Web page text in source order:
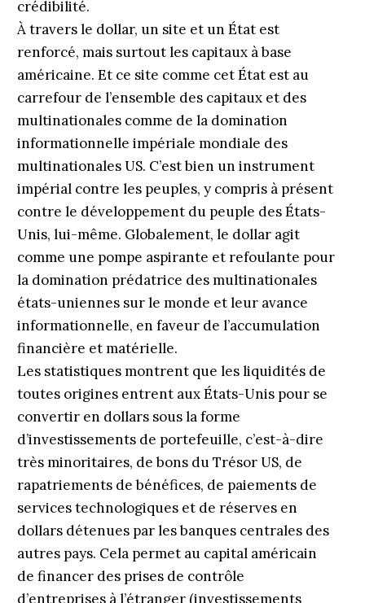
crédibilité.
À travers le dollar, un site et un État est
renforcé, mais surtout les capitaux à base
américaine. Et ce site comme cet État est au
carrefour de l’ensemble des capitaux et des
multinationales comme de la domination
informationnelle impériale mondiale des
multinationales US. C’est bien un instrument
impérial contre les peuples, y compris à présent
contre le développement du peuple des États-
Unis, lui-même. Globalement, le dollar agit
comme une pompe aspirante et refoulante pour
la domination prédatrice des multinationales
états-uniennes sur le monde et leur avance
informationnelle, en faveur de l’accumulation
financière et matérielle.
Les statistiques montrent que les liquidités de
toutes origines entrent aux États-Unis pour se
convertir en dollars sous la forme
d’investissements de portefeuille, c’est-à-dire
très minoritaires, de bons du Trésor US, de
rapatriements de bénéfices, de paiements de
services technologiques et de réserves en
dollars détenues par les banques centrales des
autres pays. Cela permet au capital américain
de financer des prises de contrôle
d’entreprises à l’étranger (investissements